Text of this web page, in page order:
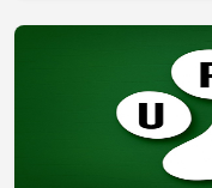
Ver detalles de